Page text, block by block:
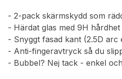
- 2-pack skärmskydd som
- Härdat glas med 9H
- Snyggt fasad kant (2.5D arc
- Anti-fingeravtryck så du
- Bubbel? Nej tack - enkel